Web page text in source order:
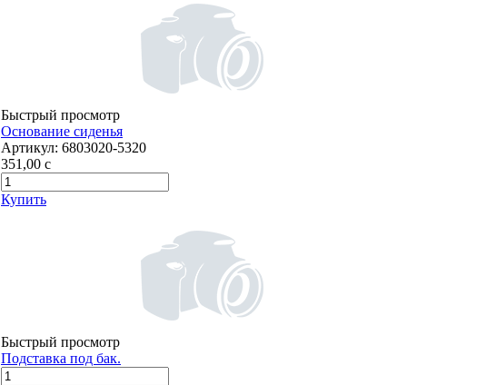
Быстрый просмотр
Основание сиденья
Артикул: 6803020-5320
351,00 c
Купить
Быстрый просмотр
Подставка под бак.